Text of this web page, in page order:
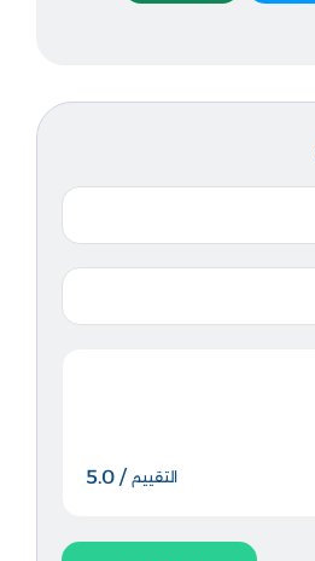
التقييم / 5.0